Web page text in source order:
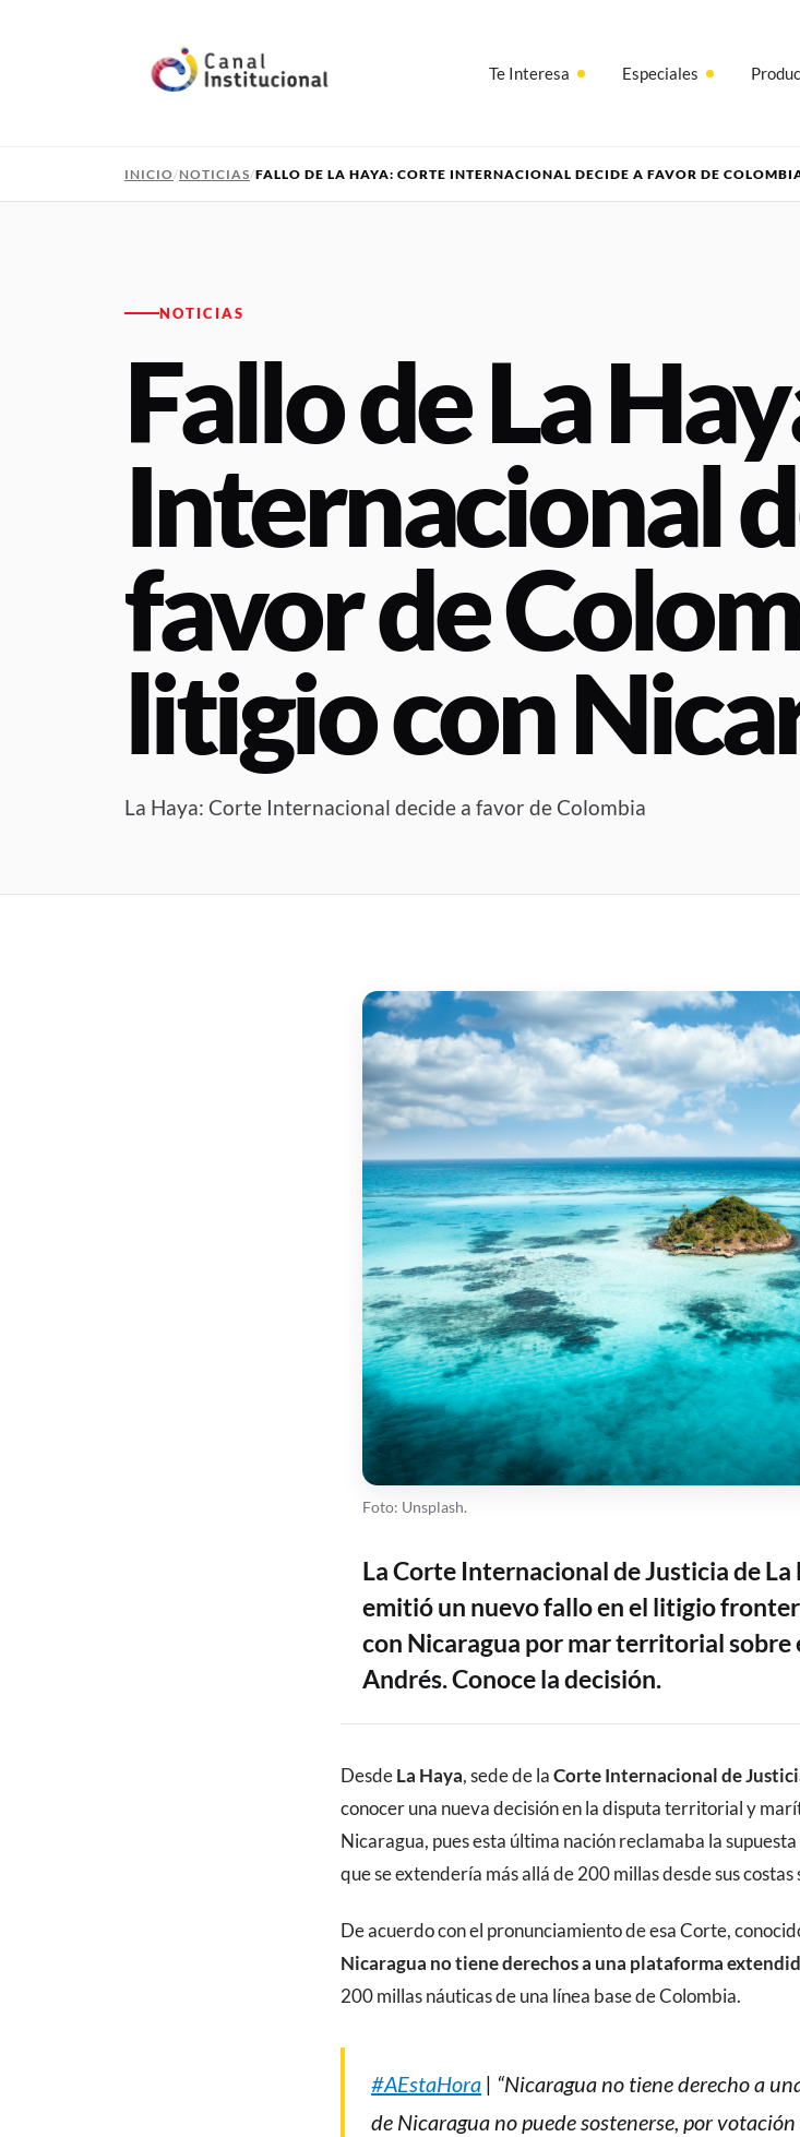
Te Interesa Especiales
INICIO NOTICIAS FALLO DE LA HAYA: CORTE INTERNACIONAL DECIDE A FAVOR DE
NOTICIAS
Fallo de La
Internacional
favor de
litigio con
La Haya: Corte Internacional decide a favor de Colombia
Foto: Unsplash.
La Corte Internacional de Justicia de La
emitió un nuevo fallo en el litigio
con Nicaragua por mar territorial sobre
Andrés. Conoce la decisión.
CONTENIDO
DesdeLa Haya, sede de laCorte Internacional de
conocer una nueva decisión en la disputa territorial y
Nicaragua, pues esta última nación reclamaba la
que se extendería más allá de 200 millas desde sus
De acuerdo con el pronunciamiento de esa Corte,
Nicaragua no tiene derechos a una plataforma
200 millas náuticas de una línea base de Colombia.
#AEstaHora | “Nicaragua no tiene derecho a
de Nicaragua no puede sostenerse, por